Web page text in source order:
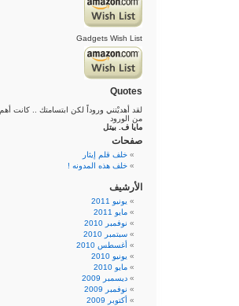
Gadgets Wish List
Quotes
لقد أهديْتني وروداً لكن ابتسامتك .. كانت أهم
من الورود
مايا ف. بيتل
صفحات
خلف قلم إيثار
خلف هذه المدونه !
الأرشيف
يونيو 2011
مايو 2011
نوفمبر 2010
سبتمبر 2010
أغسطس 2010
يونيو 2010
مايو 2010
ديسمبر 2009
نوفمبر 2009
أكتوبر 2009